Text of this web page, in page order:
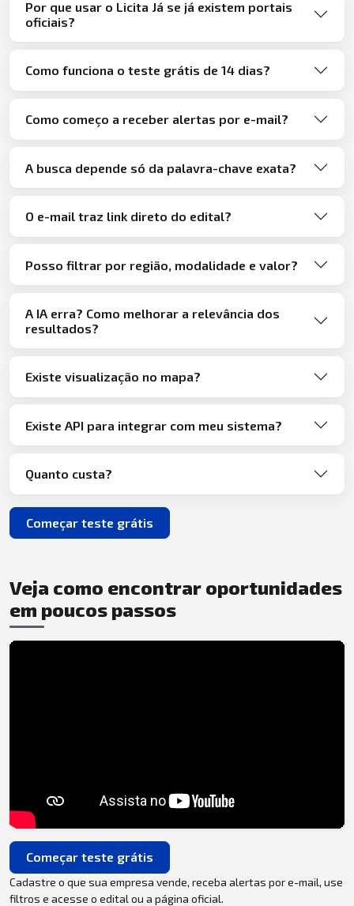
Por que usar o Licita Já se já existem portais
oficiais?
Como funciona o teste grátis de 14 dias?
Como começo a receber alertas por e-mail?
A busca depende só da palavra-chave exata?
O e-mail traz link direto do edital?
Posso filtrar por região, modalidade e valor?
A IA erra? Como melhorar a relevância dos
resultados?
Existe visualização no mapa?
Existe API para integrar com meu sistema?
Quanto custa?
Começar teste grátis
Veja como encontrar oportunidades
em poucos passos
Começar teste grátis
Cadastre o que sua empresa vende, receba alertas por e-mail, use
filtros e acesse o edital ou a página oficial.